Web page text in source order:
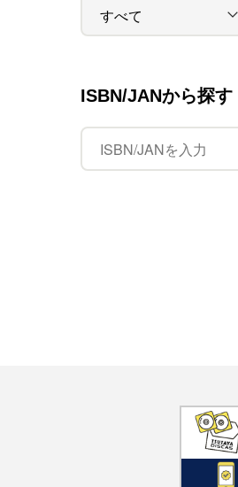
ISBN/JANから探す